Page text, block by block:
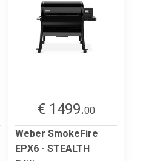
€ 1499.00
Weber SmokeFire
EPX6 - STEALTH